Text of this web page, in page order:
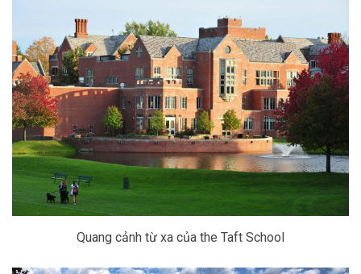
Quang cảnh từ xa của the Taft School